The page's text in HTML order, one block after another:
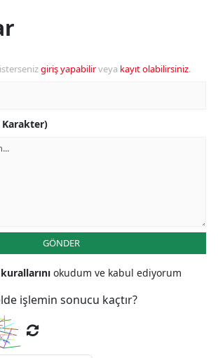
giriş yapabilirveya kayıt olabilirsiniz.
Karakter)
GÖNDER
okudum ve kabul ediyorum
işlemin sonucu kaçtır?